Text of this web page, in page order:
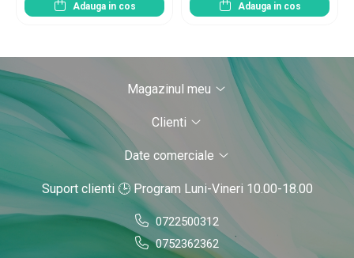
Adauga in cos Adauga in cos
Magazinul meu
Clienti
Date comerciale
Suport clienti 🕒 Program Luni-Vineri 10.00-18.00
0722500312
0752362362